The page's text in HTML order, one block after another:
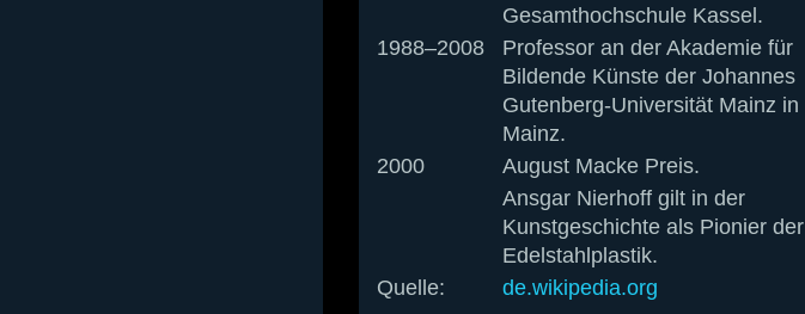
Gesamthochschule Kassel.
1988–2008
Professor an der Akademie für
Bildende Künste der Johannes
Gutenberg-Universität Mainz in
Mainz.
2000
August Macke Preis.
Ansgar Nierhoff gilt in der
Kunstgeschichte als Pionier der
Edelstahlplastik.
Quelle:
de.wikipedia.org